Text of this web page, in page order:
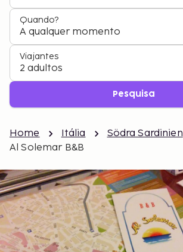
Quando?
A qualquer momento
Viajantes
2 adultos
Pesquisa
Home Itália
Södra Sardinien
Al Solemar B&B